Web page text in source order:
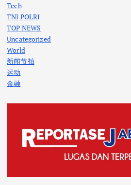
Tech
TNI POLRI
TOP NEWS
Uncategorized
World
新闻节拍
运动
金融